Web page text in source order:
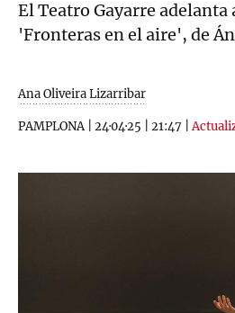
El Teatro Gayarre
'Fronteras en el aire', de
Ana Oliveira Lizarribar
PAMPLONA| 24·04·25 21:47 |